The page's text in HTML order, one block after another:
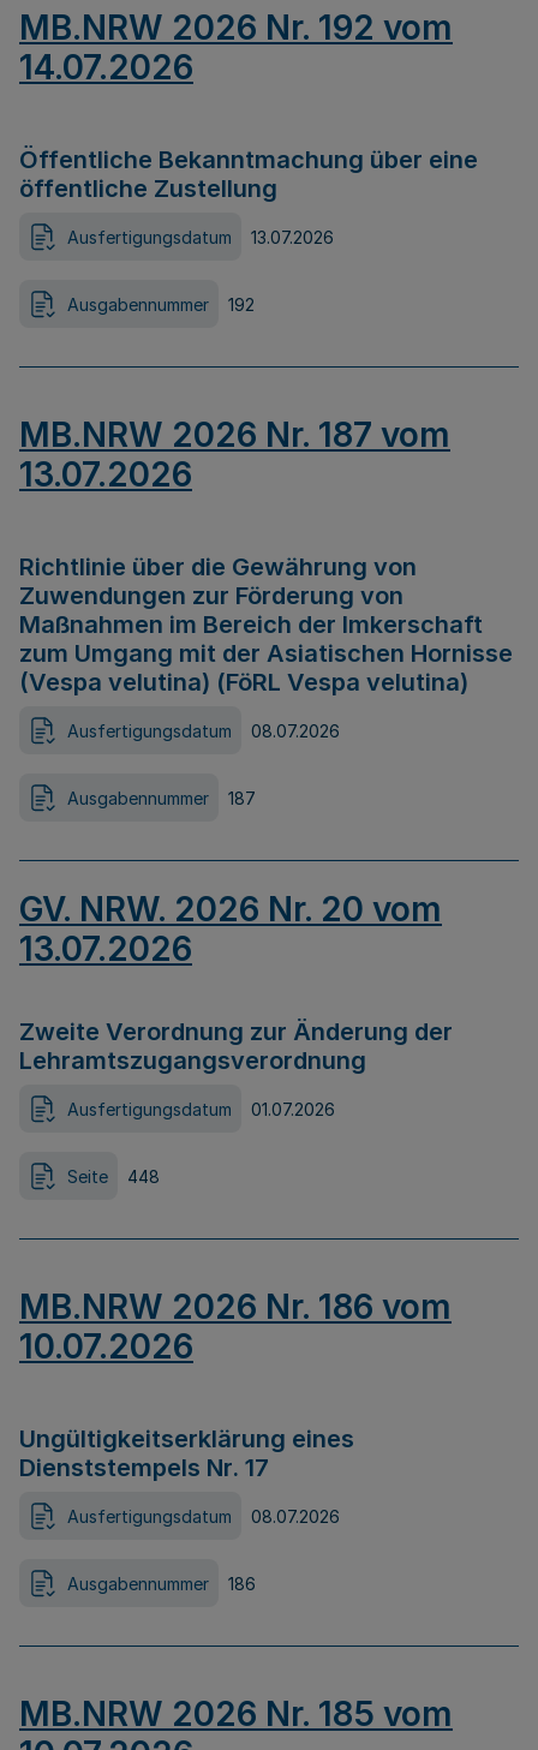
MB.NRW 2026 Nr. 192 vom
14.07.2026
Öffentliche Bekanntmachung über eine
öffentliche Zustellung
Ausfertigungsdatum 13.07.2026
Ausgabennummer 192
MB.NRW 2026 Nr. 187 vom
13.07.2026
Richtlinie über die Gewährung von
Zuwendungen zur Förderung von
Maßnahmen im Bereich der Imkerschaft
zum Umgang mit der Asiatischen Hornisse
(Vespa velutina) (FöRL Vespa velutina)
Ausfertigungsdatum 08.07.2026
Ausgabennummer 187
GV. NRW. 2026 Nr. 20 vom
13.07.2026
Zweite Verordnung zur Änderung der
Lehramtszugangsverordnung
Ausfertigungsdatum 01.07.2026
Seite 448
MB.NRW 2026 Nr. 186 vom
10.07.2026
Ungültigkeitserklärung eines
Dienststempels Nr. 17
Ausfertigungsdatum 08.07.2026
Ausgabennummer 186
MB.NRW 2026 Nr. 185 vom